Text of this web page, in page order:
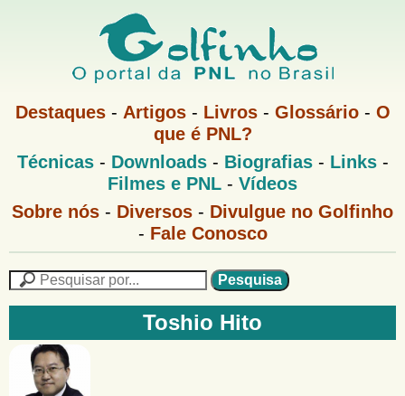
Pular
para
o
principal
G
f
i
n
h
o
M
u
Destaques- Artigos- Livros- Glossário- O
que é PNL?
M
e
P
Técnicas- Downloads- Biografias- Links-
Filmes e PNL - Vídeos
G
n
Sobre nós - Diversos - Divulgue no Golfinho
- Fale Conosco
F
e
Toshio Hito